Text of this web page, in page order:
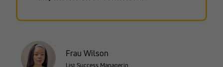
Frau Wilson
List Success Managerin